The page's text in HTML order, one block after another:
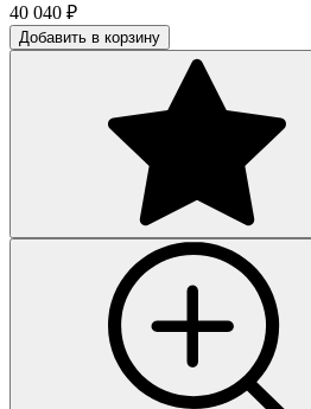
40 040 ₽
Добавить в корзину